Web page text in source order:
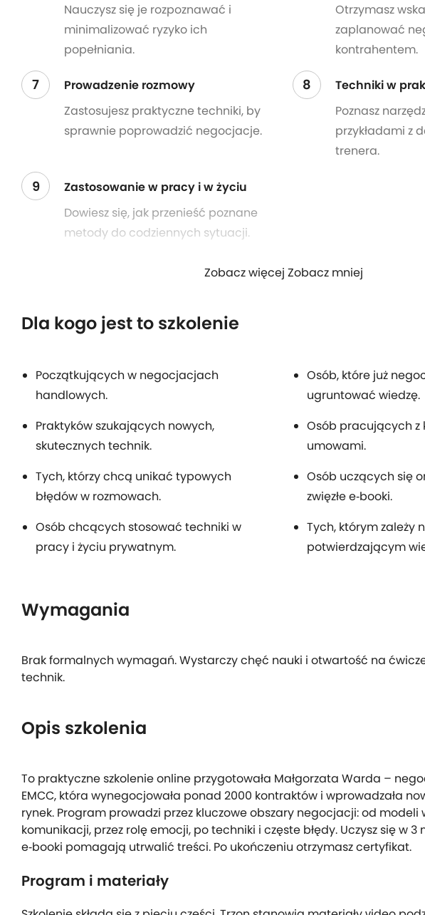
Nauczysz się je rozpoznawać i
minimalizować ryzyko ich
popełniania.
Otrzymasz
zaplanować
kontrahentem.
7
Prowadzenie rozmowy
Zastosujesz praktyczne techniki, by
sprawnie poprowadzić negocjacje.
8
Techniki w
Poznasz
przykładami z
trenera.
9
Zastosowanie w pracy i w życiu
Dowiesz się, jak przenieść poznane
metody do codziennych sytuacji.
Zobacz więcej Zobacz mniej
Dla kogo jest to szkolenie
Początkujących w negocjacjach
handlowych.
Osób, które już
ugruntować wiedzę.
Praktyków szukających nowych,
skutecznych technik.
Osób pracujących z
umowami.
Tych, którzy chcą unikać typowych
błędów w rozmowach.
Osób uczących się
zwięzłe e‑booki.
Osób chcących stosować techniki w
pracy i życiu prywatnym.
Tych, którym zależy
potwierdzającym
Wymagania
Brak formalnych wymagań. Wystarczy chęć nauki i otwartość na
technik.
Opis szkolenia
To praktyczne szkolenie online przygotowała Małgorzata Warda –
EMCC, która wynegocjowała ponad 2000 kontraktów i wprowadzała
rynek. Program prowadzi przez kluczowe obszary negocjacji: od modeli
komunikacji, przez rolę emocji, po techniki i częste błędy. Uczysz się w 3
e‑booki pomagają utrwalić treści. Po ukończeniu otrzymasz certyfikat.
Program i materiały